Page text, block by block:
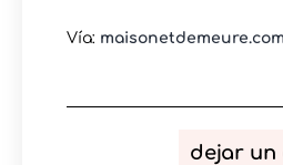
Vía: maisonetdemeure.com
dejar un